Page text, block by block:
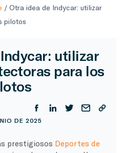
/ Otra idea de Indycar: utilizar
pilotos
utilizar
para los
DE 2025
prestigiosos Deportes de